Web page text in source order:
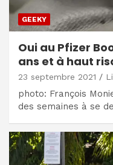
GEEKY
Oui au Pfizer
ans et à haut
23 septembre 2021
photo: François
des semaines à se